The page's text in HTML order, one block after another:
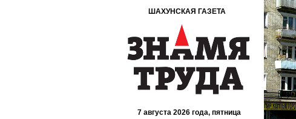
ШАХУНСКАЯ ГАЗЕТА
7 августа 2026 года, пятница